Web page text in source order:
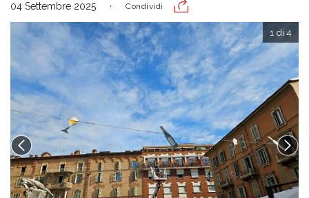
04 Settembre 2025 Condividi
1 di 4